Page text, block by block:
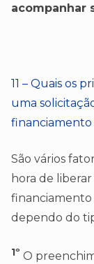
acompanhar
11 – Quais os
uma
São vários
hora de
dependo do
1º O